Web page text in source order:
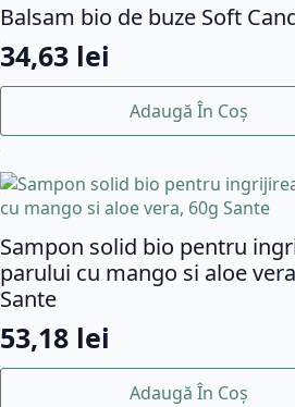
Balsam bio de buze Soft
34,63 lei
Adaugă În Coș
Sampon solid bio pentru
parului cu mango si aloe
Sante
53,18 lei
Adaugă În Coș